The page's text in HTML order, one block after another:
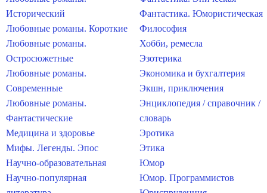
Исторический
Любовные романы. Короткие
Любовные романы.
Остросюжетные
Любовные романы.
Современные
Любовные романы.
Фантастические
Медицина и здоровье
Мифы. Легенды. Эпос
Научно-образовательная
Научно-популярная
Фантастика. Юмористическая
Философия
Хобби, ремесла
Эзотерика
Экономика и бухгалтерия
Экшн, приключения
Энциклопедия / справочник /
словарь
Эротика
Этика
Юмор
Юмор. Программистов